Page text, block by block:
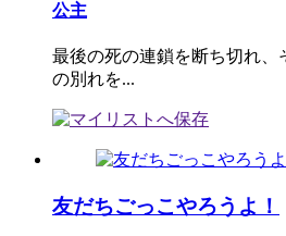
公主
最後の死の連鎖を断ち切れ、
の別れを...
友だちごっこやろうよ！